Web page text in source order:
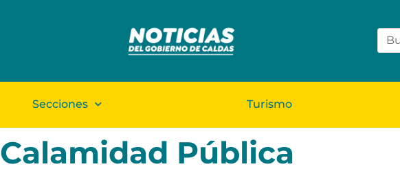
Secciones Turismo
Calamidad Pública